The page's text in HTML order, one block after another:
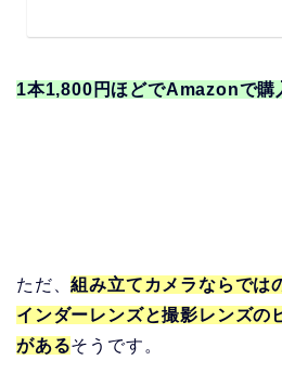
1本1,800円ほどでAmazonで購
ただ、組み立てカメラならでは
インダーレンズと撮影レンズの
があるそうです。